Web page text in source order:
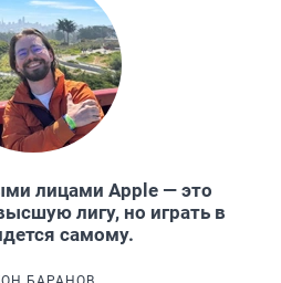
лицами Apple — это
лигу, но играть в
самому.